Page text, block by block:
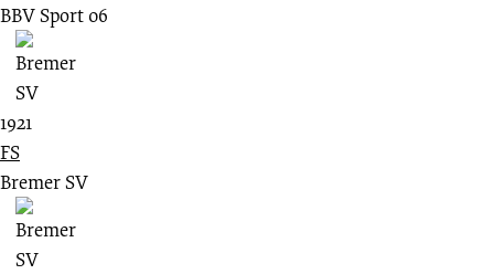
BBV Sport 06
1921
FS
Bremer SV